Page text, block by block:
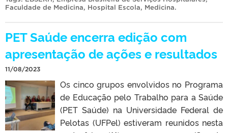
Faculdade de Medicina, Hospital Escola, Medicina.
PET Saúde encerra edição com
apresentação de ações e resultados
11/08/2023
Os cinco grupos envolvidos no Programa
de Educação pelo Trabalho para a Saúde
(PET Saúde) na Universidade Federal de
Pelotas (UFPel) estiveram reunidos nesta